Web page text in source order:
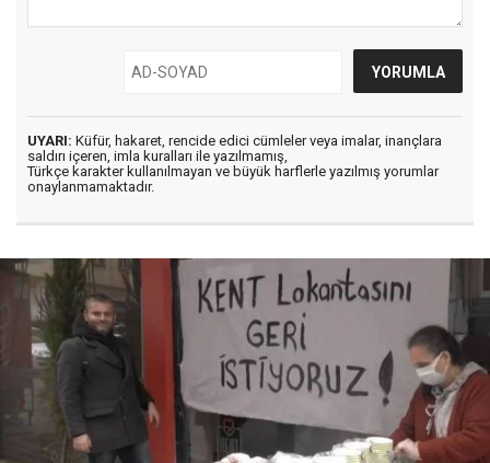
UYARI: Küfür, hakaret, rencide edici cümleler veya imalar, inançlara
saldırı içeren, imla kuralları ile yazılmamış,
Türkçe karakter kullanılmayan ve büyük harflerle yazılmış yorumlar
onaylanmamaktadır.